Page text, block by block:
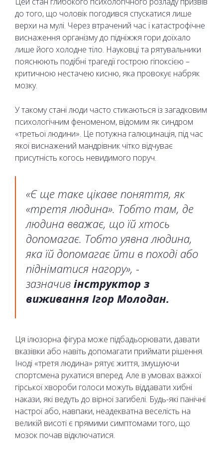
до того, що чоловік погодився спускатися лише
верхи на мулі. Через втрачений час і катастрофічне
виснаження організму до підніжжя гори доїхало
лише його холодне тіло. Науковці та рятувальники
пояснюють подібні трагедії гострою гіпоксією –
критичною нестачею кисню, яка провокує набряк
мозку.
У такому стані люди часто стикаються із загадковим
психологічним феноменом, відомим як синдром
«третьої людини». Це потужна галюцинація, під час
якої виснажений мандрівник чітко відчуває
присутність когось невидимого поруч.
«Є ще таке цікаве поняття, як
«третя людина». Тобто там, де
людина вважає, що їй хтось
допомагає. Тобто уявна людина,
яка їй допомагає йти в поході або
підніматися нагору», -
зазначив інструктор з
виживання Ігор Молодан.
Ця ілюзорна фігура може підбадьорювати, давати
вказівки або навіть допомагати приймати рішення.
Іноді «третя людина» рятує життя, змушуючи
спортсмена рухатися вперед. Але в умовах важкої
гірської хвороби голоси можуть віддавати хибні
накази, які ведуть до вірної загибелі. Будь-які панічні
настрої або, навпаки, неадекватна веселість на
великій висоті є прямими симптомами того, що
мозок почав відключатися.